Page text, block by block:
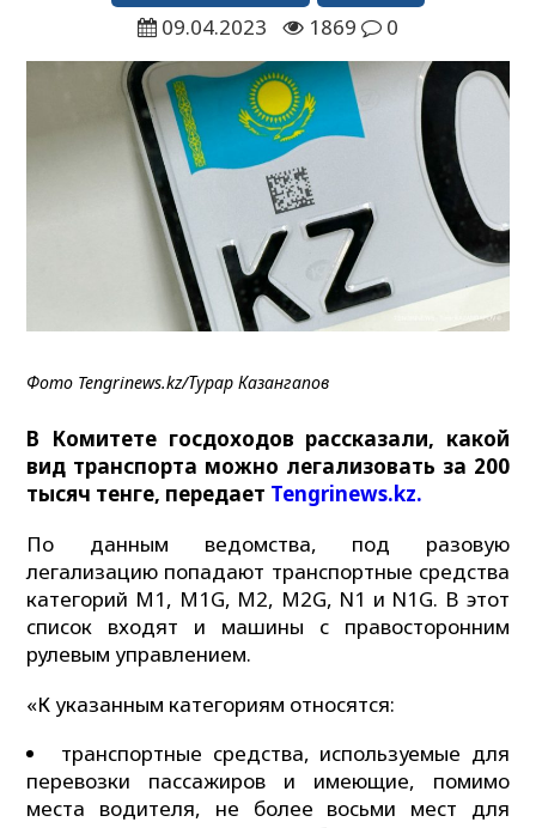
09.04.2023
1869 0
Фото Tengrinews.kz/Турар Казангапов
В Комитете госдоходов рассказали, какой
вид транспорта можно легализовать за 200
тысяч тенге, передает Tengrinews.kz.
По данным ведомства, под разовую
легализацию попадают транспортные средства
категорий М1, M1G, M2, M2G, N1 и N1G. В этот
список входят и машины с правосторонним
рулевым управлением.
«К указанным категориям относятся:
транспортные средства, используемые для
перевозки пассажиров и имеющие, помимо
места водителя, не более восьми мест для